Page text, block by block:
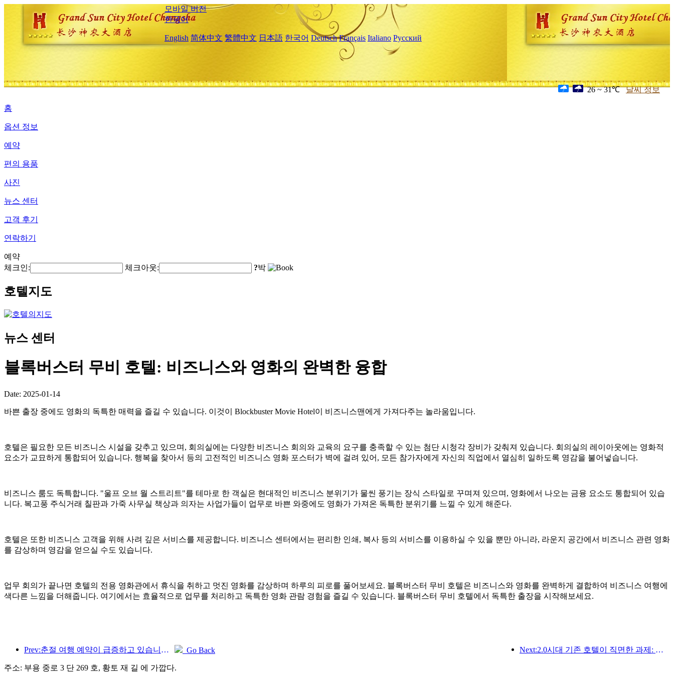
모바일 버전
한국어
English 简体中文 繁體中文 日本語 한국어 Deutsch Français Italiano Русский
26 ~ 31℃ 날씨 정보
홈
옵션 정보
예약
편의 용품
사진
뉴스 센터
고객 후기
연락하기
예약
체크인:
체크아웃: ?박
호텔지도
뉴스 센터
블록버스터 무비 호텔: 비즈니스와 영화의 완벽한 융합
Date: 2025-01-14
바쁜 출장 중에도 영화의 독특한 매력을 즐길 수 있습니다. 이것이 Blockbuster Movie Hotel이 비즈니스맨에게 가져다주는 놀라움입니다.
호텔은 필요한 모든 비즈니스 시설을 갖추고 있으며, 회의실에는 다양한 비즈니스 회의와 교육의 요구를 충족할 수 있는 첨단 시청각 장비가 갖춰져 있습니다. 회의실의 레이아웃에는 영화적
요소가 교묘하게 통합되어 있습니다. 행복을 찾아서 등의 고전적인 비즈니스 영화 포스터가 벽에 걸려 있어, 모든 참가자에게 자신의 직업에서 열심히 일하도록 영감을 불어넣습니다.
비즈니스 룸도 독특합니다. "울프 오브 월 스트리트"를 테마로 한 객실은 현대적인 비즈니스 분위기가 물씬 풍기는 장식 스타일로 꾸며져 있으며, 영화에서 나오는 금융 요소도 통합되어 있습
니다. 복고풍 주식거래 칠판과 가죽 사무실 책상과 의자는 사업가들이 업무로 바쁜 와중에도 영화가 가져온 독특한 분위기를 느낄 수 있게 해준다.
호텔은 또한 비즈니스 고객을 위해 사려 깊은 서비스를 제공합니다. 비즈니스 센터에서는 편리한 인쇄, 복사 등의 서비스를 이용하실 수 있을 뿐만 아니라, 라운지 공간에서 비즈니스 관련 영화
를 감상하며 영감을 얻으실 수도 있습니다.
업무 회의가 끝나면 호텔의 전용 영화관에서 휴식을 취하고 멋진 영화를 감상하며 하루의 피로를 풀어보세요. 블록버스터 무비 호텔은 비즈니스와 영화를 완벽하게 결합하여 비즈니스 여행에
색다른 느낌을 더해줍니다. 여기에서는 효율적으로 업무를 처리하고 독특한 영화 관람 경험을 즐길 수 있습니다. 블록버스터 무비 호텔에서 독특한 출장을 시작해보세요.
Prev:춘절 여행 예약이 급증하고 있습니다! 230만개 호텔업체, 좋은 출발 가능 Next:2.0시대 기존 호텔이 직면한 과제: 업그레이드가 핵심, 진정한 가치 혁신
Go Back
주소: 부용 중로 3 단 269 호, 황토 재 길 에 가깝다.